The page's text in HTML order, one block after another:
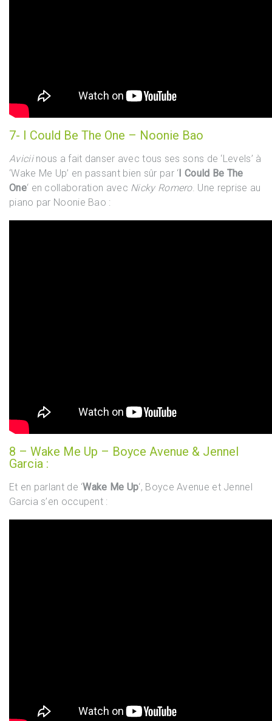
7- I Could Be The One – Noonie Bao
Aviciinous a fait danser avec tous ses sons de ‘Levels’ à
‘Wake Me Up’ en passant bien sûr par ‘I Could Be The
One‘ en collaboration avec Nicky Romero. Une reprise au
piano par Noonie Bao :
8 – Wake Me Up – Boyce Avenue & Jennel
Garcia :
Et en parlant de ‘Wake Me Up‘, Boyce Avenue et Jennel
Garcia s’en occupent :